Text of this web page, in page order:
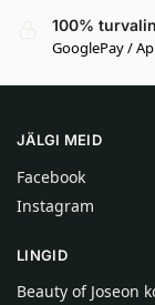
100%
GooglePay /
JÄLGI MEID
Facebook
Instagram
LINGID
Beauty of Joseon